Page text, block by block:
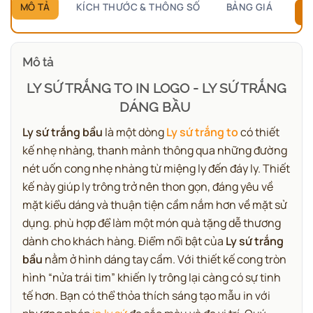
MÔ TẢ KÍCH THƯỚC & THÔNG SỐ BẢNG GIÁ
Mô tả
LY SỨ TRẮNG TO IN LOGO - LY SỨ TRẮNG
DÁNG BẦU
Ly sứ trắng bầu là một dòngLy sứ trắng tocó thiết
kế nhẹ nhàng, thanh mảnhthông qua những đường
nét uốn cong nhẹ nhàng từ miệng ly đến đáy ly. Thiết
kế này giúp ly trông trở nên thon gọn, đáng yêu về
mặt kiểu dáng và thuận tiện cầm nắm hơn về mặt sử
dụng. phù hợp để làm một món quà tặng dễ thương
dành cho khách hàng. Điểm nổi bật của Ly sứ trắng
bầu nằm ở hình dáng tay cầm. Với thiết kế cong tròn
hình “nửa trái tim” khiến ly trông lại càng có sự tinh
tế hơn. Bạn có thể thỏa thích sáng tạo mẫu in với